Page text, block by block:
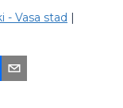
- Vasa stad |